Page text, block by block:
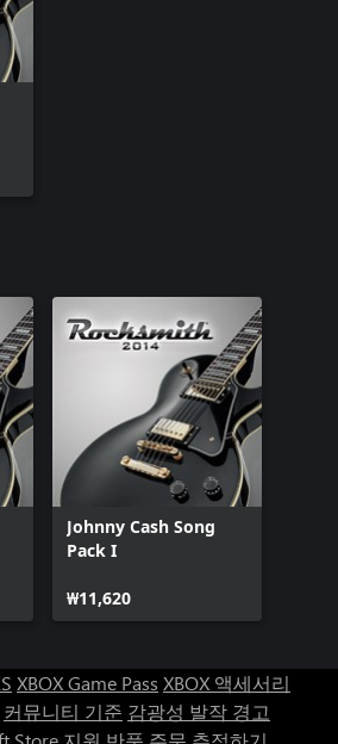
Johnny Cash Song
Pack I
₩11,620
XBOX Game Pass XBOX 액세서리
커뮤니티 기준 감광성 발작 경고